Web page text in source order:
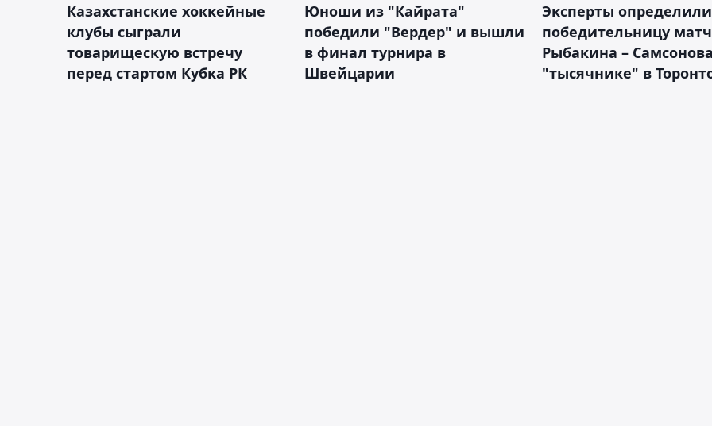
Казахстанские хоккейные
клубы сыграли
товарищескую встречу
перед стартом Кубка РК
Юноши из "Кайрата"
победили "Вердер" и вышли
в финал турнира в
Швейцарии
Эксперты определили
победительницу
Рыбакина –
"тысячнике" в